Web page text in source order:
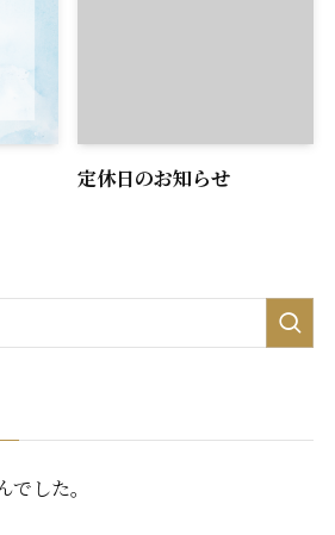
定休日のお知らせ
した。